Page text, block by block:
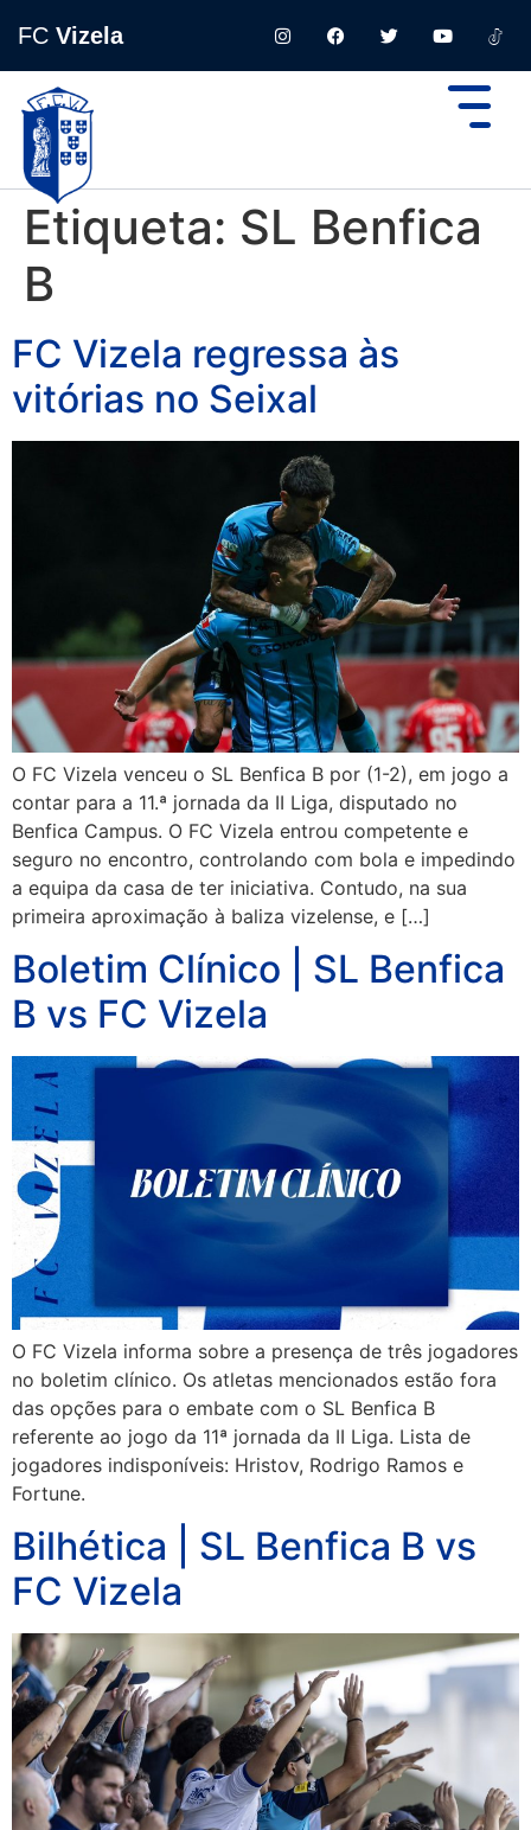
FC Vizela
Etiqueta: SL Benfica
B
FC Vizela regressa às
vitórias no Seixal
O FC Vizela venceu o SL Benfica B por (1-2), em jogo a
contar para a 11.ª jornada da II Liga, disputado no
Benfica Campus. O FC Vizela entrou competente e
seguro no encontro, controlando com bola e impedindo
a equipa da casa de ter iniciativa. Contudo, na sua
primeira aproximação à baliza vizelense, e […]
Boletim Clínico | SL Benfica
B vs FC Vizela
O FC Vizela informa sobre a presença de três jogadores
no boletim clínico. Os atletas mencionados estão fora
das opções para o embate com o SL Benfica B
referente ao jogo da 11ª jornada da II Liga. Lista de
jogadores indisponíveis: Hristov, Rodrigo Ramos e
Fortune.
Bilhética | SL Benfica B vs
FC Vizela